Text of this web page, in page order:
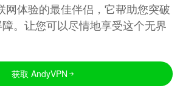
网体验的最佳伴侣，它帮助您突破
。让您可以尽情地享受这个无界
获取 AndyVPN